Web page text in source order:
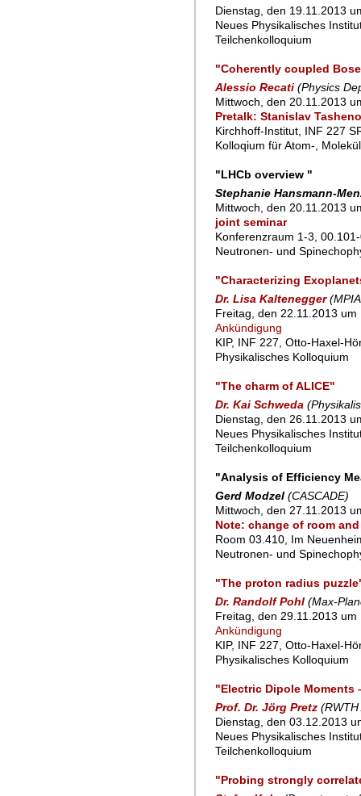
Dienstag, den 19.11.2013
Neues Physikalisches
Teilchenkolloquium
"Coherently coupled
Alessio Recati (Physics
Mittwoch, den 20.11.2013
Pretalk: Stanislav
Kirchhoff-Institut, INF 227
Kolloqium für Atom-,
"LHCb overview "
Stephanie Hansmann-
Mittwoch, den 20.11.2013
joint seminar
Konferenzraum 1-3,
Neutronen- und
"Characterizing
Dr. Lisa Kaltenegger
Freitag, den 22.11.2013 um
Ankündigung
KIP, INF 227, Otto-Haxel-
Physikalisches Kolloquium
"The charm of ALICE"
Dr. Kai Schweda
Dienstag, den 26.11.2013
Neues Physikalisches
Teilchenkolloquium
"Analysis of Efficiency
Gerd Modzel (CASCADE)
Mittwoch, den 27.11.2013
Note: change of room
Room 03.410, Im
Neutronen- und
"The proton radius
Dr. Randolf Pohl (Max-
Freitag, den 29.11.2013 um
Ankündigung
KIP, INF 227, Otto-Haxel-
Physikalisches Kolloquium
"Electric Dipole Moments
Prof. Dr. Jörg Pretz
Dienstag, den 03.12.2013
Neues Physikalisches
Teilchenkolloquium
"Probing strongly